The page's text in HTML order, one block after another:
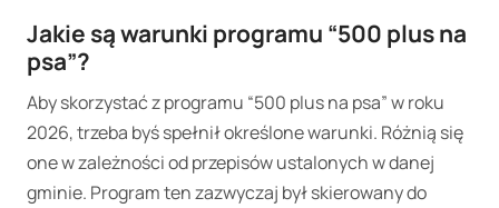
Jakie są warunki programu “500 plus na
psa”?
Aby skorzystać z programu “500 plus na psa” w roku
2026, trzeba byś spełnił określone warunki. Różnią się
one w zależności od przepisów ustalonych w danej
gminie. Program ten zazwyczaj był skierowany do